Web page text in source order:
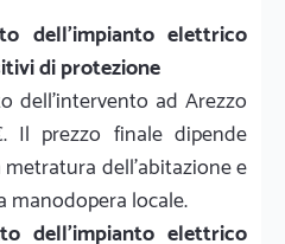
dell'impianto elettrico
di protezione
dell'intervento ad Arezzo
prezzo finale dipende
dell'abitazione e
manodopera locale.
dell'impianto elettrico